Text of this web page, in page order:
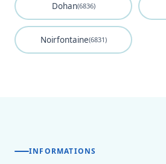
Dohan(6836)
Noirfontaine(6831)
INFORMATIONS